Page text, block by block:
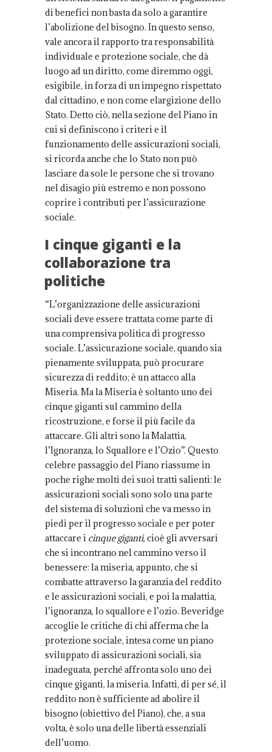
di benefici non basta da solo a garantire
l’abolizione del bisogno. In questo senso,
vale ancora il rapporto tra responsabilità
individuale e protezione sociale, che dà
luogo ad un diritto, come diremmo oggi,
esigibile, in forza di un impegno rispettato
dal cittadino, e non come elargizione dello
Stato. Detto ciò, nella sezione del Piano in
cui si definiscono i criteri e il
funzionamento delle assicurazioni sociali,
si ricorda anche che lo Stato non può
lasciare da sole le persone che si trovano
nel disagio più estremo e non possono
coprire i contributi per l’assicurazione
sociale.
I cinque giganti e la
collaborazione tra
politiche
“L’organizzazione delle assicurazioni
sociali deve essere trattata come parte di
una comprensiva politica di progresso
sociale. L’assicurazione sociale, quando sia
pienamente sviluppata, può procurare
sicurezza di reddito; è un attacco alla
Miseria. Ma la Miseria è soltanto uno dei
cinque giganti sul cammino della
ricostruzione, e forse il più facile da
attaccare. Gli altri sono la Malattia,
l’Ignoranza, lo Squallore e l’Ozio”. Questo
celebre passaggio del Piano riassume in
poche righe molti dei suoi tratti salienti: le
assicurazioni sociali sono solo una parte
del sistema di soluzioni che va messo in
piedi per il progresso sociale e per poter
attaccare i cinque giganti, cioè gli avversari
che si incontrano nel cammino verso il
benessere: la miseria, appunto, che si
combatte attraverso la garanzia del reddito
e le assicurazioni sociali, e poi la malattia,
l’ignoranza, lo squallore e l’ozio. Beveridge
accoglie le critiche di chi afferma che la
protezione sociale, intesa come un piano
sviluppato di assicurazioni sociali, sia
inadeguata, perché affronta solo uno dei
cinque giganti, la miseria. Infatti, di per sé, il
reddito non è sufficiente ad abolire il
bisogno (obiettivo del Piano), che, a sua
volta, è solo una delle libertà essenziali
dell’uomo.